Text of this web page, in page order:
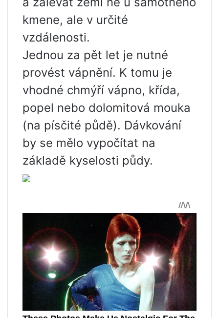
kmene, ale v určité
vzdálenosti.
Jednou za pět let je nutné
provést vápnění. K tomu je
vhodné chmýří vápno, křída,
popel nebo dolomitová mouka
(na písčité půdě). Dávkování
by se mělo vypočítat na
základě kyselosti půdy.